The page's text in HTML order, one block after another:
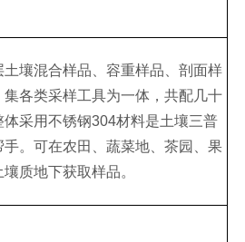
土壤混合样品、容重样品、剖面样
集各类采样工具为一体，共配几十
体采用不锈钢304材料是土壤三普
手。可在农田、蔬菜地、茶园、果
质地下获取样品。